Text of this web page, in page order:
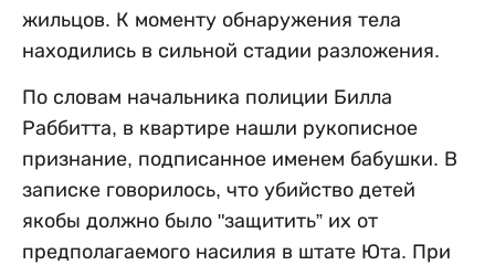
жильцов. К моменту обнаружения тела
находились в сильной стадии разложения.
По словам начальника полиции Билла
Раббитта, в квартире нашли рукописное
признание, подписанное именем бабушки. В
записке говорилось, что убийство детей
якобы должно было "защитить” их от
предполагаемого насилия в штате Юта. При